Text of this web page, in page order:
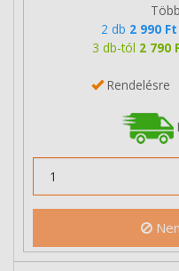
2 db 2 990 Ft
3 db-tól 2 790
Rendelésre